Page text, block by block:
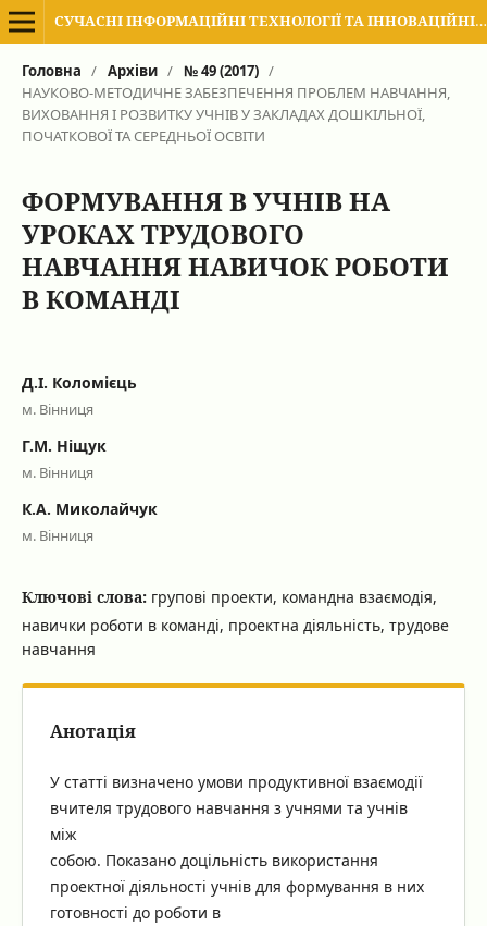
СУЧАСНІ ІНФОРМАЦІЙНІ ТЕХНОЛОГІЇ ТА ІННОВАЦІЙНІ МЕТОДИКИ НАВЧАННЯ В ПІДГОТОВЦІ ФАХІВЦІВ: МЕТОДОЛОГІЯ, ТЕОРІЯ, ДОСВІД, ПРОБЛЕМИ
Головна / Архіви / № 49 (2017) /
НАУКОВО-МЕТОДИЧНЕ ЗАБЕЗПЕЧЕННЯ ПРОБЛЕМ НАВЧАННЯ,
ВИХОВАННЯ І РОЗВИТКУ УЧНІВ У ЗАКЛАДАХ ДОШКІЛЬНОЇ,
ПОЧАТКОВОЇ ТА СЕРЕДНЬОЇ ОСВІТИ
ФОРМУВАННЯ В УЧНІВ НА
УРОКАХ ТРУДОВОГО
НАВЧАННЯ НАВИЧОК РОБОТИ
В КОМАНДІ
Д.І. Коломієць
м. Вінниця
Г.М. Ніщук
м. Вінниця
К.А. Миколайчук
м. Вінниця
Ключові слова: групові проекти, командна взаємодія,
навички роботи в команді, проектна діяльність, трудове
навчання
Анотація
У статті визначено умови продуктивної взаємодії
вчителя трудового навчання з учнями та учнів
між
собою. Показано доцільність використання
проектної діяльності учнів для формування в них
готовності до роботи в